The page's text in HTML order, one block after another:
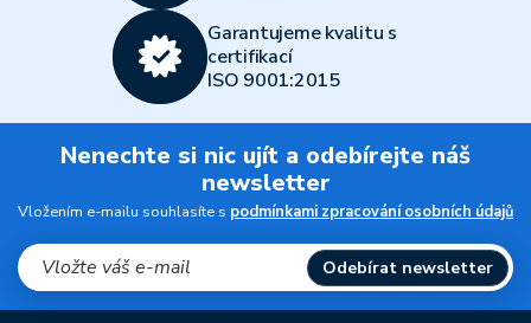
Garantujeme kvalitu s
certifikací
ISO 9001:2015
Nenechte si nic ujít a odebírejte náš
newsletter
Vložením e-mailu souhlasíte s podmínkami zpracování osobních údajů
Odebírat newsletter